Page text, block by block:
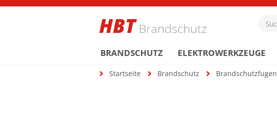
BRANDSCHUTZ ELEKTROWERKZEUGE
Startseite Brandschutz Brandschutzfugen